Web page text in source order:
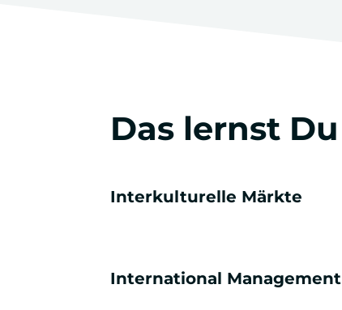
Das lernst Du
Interkulturelle Märkte
International Management